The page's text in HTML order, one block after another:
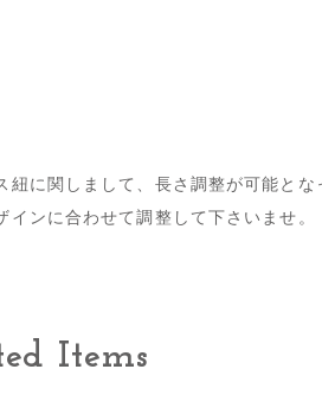
紐に関しまして、長さ調整が可能と
インに合わせて調整して下さいませ。
Items